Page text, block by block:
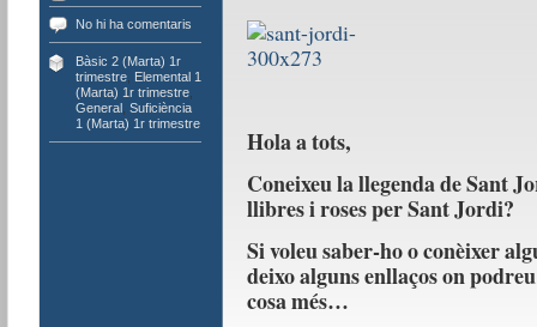
No hi ha comentaris
Bàsic 2 (Marta) 1r
trimestre, Elemental 1
(Marta) 1r trimestre,
General, Suficiència
1 (Marta) 1r trimestre
Hola a tots,
Coneixeu la llegenda de Sant
llibres i roses per Sant Jordi?
Si voleu saber-ho o conèixer
deixo alguns enllaços on
cosa més…